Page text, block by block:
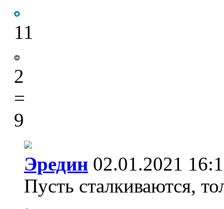
11
2
=
9
Эредин 02.01.2021
Пусть сталкиваются,